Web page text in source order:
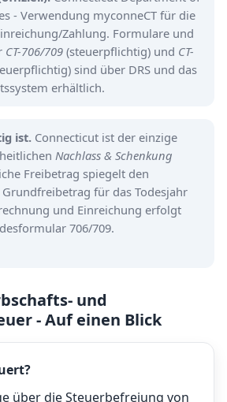
- Verwendung myconneCT für die
Zahlung. Formulare und
CT-706/709 (steuerpflichtig) und CT-
sind über DRS und das
erhältlich.
ist. Connecticut ist der einzige
Nachlass & Schenkung
Freibetrag spiegelt den
für das Todesjahr
und Einreichung erfolgt
706/709.
und
- Auf einen Blick
über die Steuerbefreiung von